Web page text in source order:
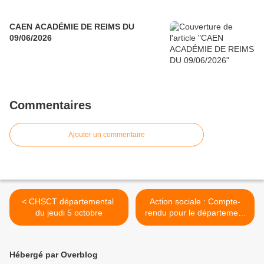
CAEN ACADÉMIE DE REIMS DU
09/06/2026
Commentaires
Ajouter un commentaire
< CHSCT départemental
du jeudi 5 octobre
Action sociale : Compte-
rendu pour le département
de la Marne du 20/10/2017
Hébergé par Overblog